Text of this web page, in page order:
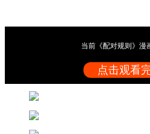
当前《配对规则》漫
点击观看